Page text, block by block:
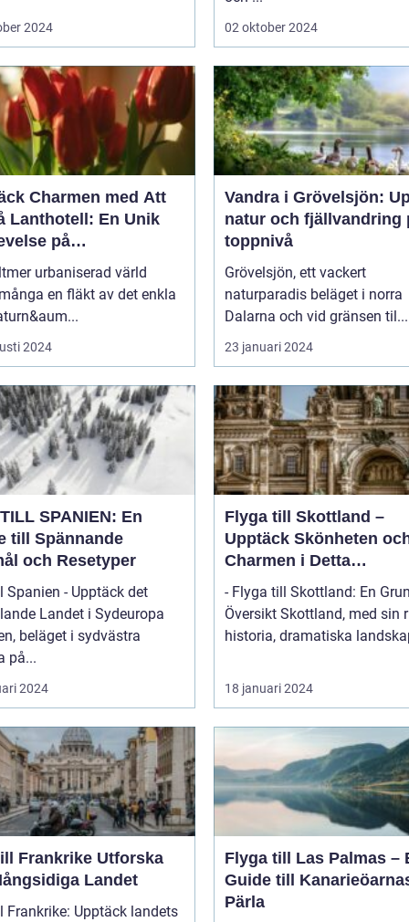
2024 02 oktober 2024
Charmen med Att
Lanthotell: En Unik
på
urbaniserad värld
en fläkt av det enkla
2024
Vandra i Grövelsjön:
natur och fjällvandring
toppnivå
Grövelsjön, ett vackert
naturparadis beläget i norra
Dalarna och vid gränsen til...
23 januari 2024
SPANIEN: En
till Spännande
och Resetyper
Spanien - Upptäck det
Landet i Sydeuropa
beläget i sydvästra
på...
2024
Flyga till Skottland –
Upptäck Skönheten
Charmen i Detta
Fascinerande Land
- Flyga till Skottland: En
Översikt Skottland, med sin rika
historia, dramatiska
18 januari 2024
Utforska
Landet
Frankrike: Upptäck landets
Flyga till Las Palmas –
Guide till
Pärla